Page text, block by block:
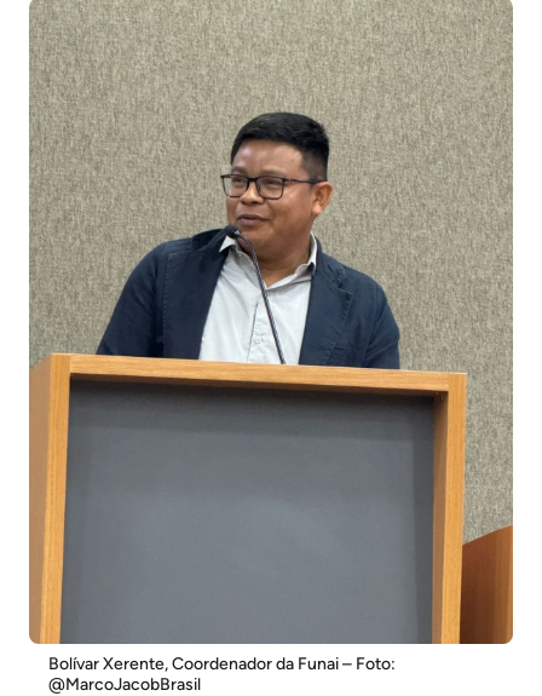
Bolívar Xerente, Coordenador da Funai – Foto:
@MarcoJacobBrasil